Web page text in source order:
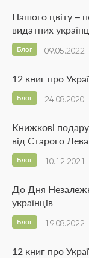
Нашого цвіту –
видатних
09.05.2022
Блог
12 книг про
24.08.2020
Блог
Книжкові
від Старого
10.12.2021
Блог
До Дня
українців
19.08.2022
Блог
12 книг про